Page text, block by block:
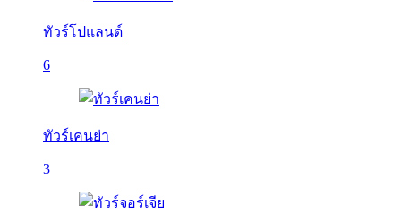
ทัวร์โปแลนด์
6
ทัวร์เคนย่า
3